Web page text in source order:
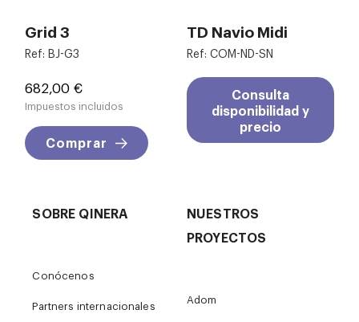
Grid 3
Ref: BJ-G3
Precio
682,00 €
Impuestos incluidos
Comprar
TD Navio Midi
Ref: COM-ND-SN
Consulta
disponibilidad y
precio
SOBRE QINERA
Conócenos
Partners internacionales
NUESTROS
PROYECTOS
Adom